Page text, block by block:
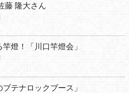
藤 隆大さん
燈！「川口竿燈会」
ブテナロックブース」